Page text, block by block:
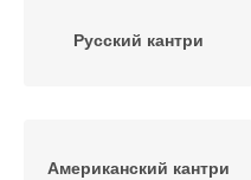
Русский кантри
Американский кантри